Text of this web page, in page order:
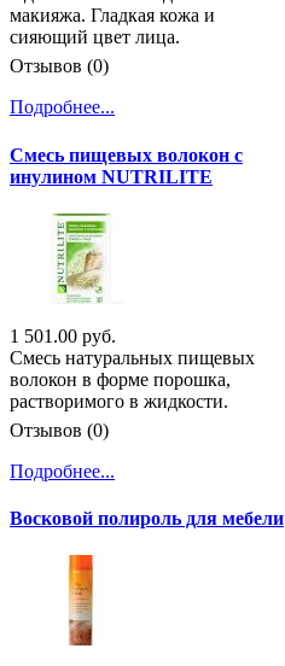
макияжа. Гладкая кожа и
сияющий цвет лица.
Отзывов (0)
Подробнее...
Смесь пищевых волокон с
инулином NUTRILITE
1 501.00 руб.
Смесь натуральных пищевых
волокон в форме порошка,
растворимого в жидкости.
Отзывов (0)
Подробнее...
Восковой полироль для мебели